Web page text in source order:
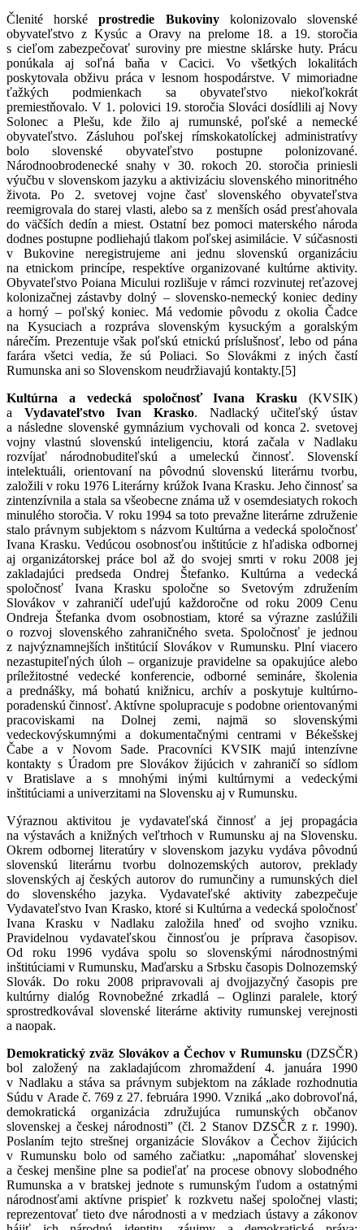
Členité horsképrostredie Bukovinykolonizovalo slovenské
obyvateľstvo z Kysúc a Oravy na prelome 18. a 19. storočia
s cieľom zabezpečovať suroviny pre miestne sklárske huty. Prácu
ponúkala aj soľná baňa v Cacici. Vo všetkých lokalitách
poskytovala obživu práca v lesnom hospodárstve. V mimoriadne
ťažkých podmienkach sa obyvateľstvo niekoľkokrát
premiestňovalo. V 1. polovici 19. storočia Slováci dosídlili aj Novy
Solonec a Plešu, kde žilo aj rumunské, poľské a nemecké
obyvateľstvo. Zásluhou poľskej rímskokatolíckej administratívy
bolo slovenské obyvateľstvo postupne polonizované.
Národnoobrodenecké snahy v 30. rokoch 20. storočia priniesli
výučbu v slovenskom jazyku a aktivizáciu slovenského minoritného
života. Po 2. svetovej vojne časť slovenského obyvateľstva
reemigrovala do starej vlasti, alebo sa z menších osád presťahovala
do väčších dedín a miest. Ostatní bez pomoci materského národa
dodnes postupne podliehajú tlakom poľskej asimilácie. V súčasnosti
v Bukovine neregistrujeme ani jednu slovenskú organizáciu
na etnickom princípe, respektíve organizované kultúrne aktivity.
Obyvateľstvo Poiana Micului rozlišuje v rámci rozvinutej reťazovej
kolonizačnej zástavby dolný – slovensko-nemecký koniec dediny
a horný – poľský koniec. Má vedomie pôvodu z okolia Čadce
na Kysuciach a rozpráva slovenským kysuckým a goralským
nárečím. Prezentuje však poľskú etnickú príslušnosť, lebo od pána
farára všetci vedia, že sú Poliaci. So Slovákmi z iných častí
Rumunska ani so Slovenskom neudržiavajú kontakty.[5]
Kultúrna a vedecká spoločnosť Ivana Krasku (KVSIK)
a Vydavateľstvo Ivan Krasko. Nadlacký učiteľský ústav
a následne slovenské gymnázium vychovali od konca 2. svetovej
vojny vlastnú slovenskú inteligenciu, ktorá začala v Nadlaku
rozvíjať národnobuditeľskú a umeleckú činnosť. Slovenskí
intelektuáli, orientovaní na pôvodnú slovenskú literárnu tvorbu,
založili v roku 1976 Literárny krúžok Ivana Krasku. Jeho činnosť sa
zintenzívnila a stala sa všeobecne známa už v osemdesiatych rokoch
minulého storočia. V roku 1994 sa toto prevažne literárne združenie
stalo právnym subjektom s názvom Kultúrna a vedecká spoločnosť
Ivana Krasku. Vedúcou osobnosťou inštitúcie z hľadiska odbornej
aj organizátorskej práce bol až do svojej smrti v roku 2008 jej
zakladajúci predseda Ondrej Štefanko. Kultúrna a vedecká
spoločnosť Ivana Krasku spoločne so Svetovým združením
Slovákov v zahraničí udeľujú každoročne od roku 2009 Cenu
Ondreja Štefanka dvom osobnostiam, ktoré sa výrazne zaslúžili
o rozvoj slovenského zahraničného sveta. Spoločnosť je jednou
z najvýznamnejších inštitúcií Slovákov v Rumunsku. Plní viacero
nezastupiteľných úloh – organizuje pravidelne sa opakujúce alebo
príležitostné vedecké konferencie, odborné semináre, školenia
a prednášky, má bohatú knižnicu, archív a poskytuje kultúrno-
poradenskú činnosť. Aktívne spolupracuje s podobne orientovanými
pracoviskami na Dolnej zemi, najmä so slovenskými
vedeckovýskumnými a dokumentačnými centrami v Békešskej
Čabe a v Novom Sade. Pracovníci KVSIK majú intenzívne
kontakty s Úradom pre Slovákov žijúcich v zahraničí so sídlom
v Bratislave a s mnohými inými kultúrnymi a vedeckými
inštitúciami a univerzitami na Slovensku aj v Rumunsku.
Výraznou aktivitou je vydavateľská činnosť a jej propagácia
na výstavách a knižných veľtrhoch v Rumunsku aj na Slovensku.
Okrem odbornej literatúry v slovenskom jazyku vydáva pôvodnú
slovenskú literárnu tvorbu dolnozemských autorov, preklady
slovenských aj českých autorov do rumunčiny a rumunských diel
do slovenského jazyka. Vydavateľské aktivity zabezpečuje
Vydavateľstvo Ivan Krasko, ktoré si Kultúrna a vedecká spoločnosť
Ivana Krasku v Nadlaku založila hneď od svojho vzniku.
Pravidelnou vydavateľskou činnosťou je príprava časopisov.
Od roku 1996 vydáva spolu so slovenskými národnostnými
inštitúciami v Rumunsku, Maďarsku a Srbsku časopis Dolnozemský
Slovák. Do roku 2008 pripravovali aj dvojjazyčný časopis pre
kultúrny dialóg Rovnobežné zrkadlá – Oglinzi paralele, ktorý
sprostredkovával slovenské literárne aktivity rumunskej verejnosti
a naopak.
Demokratický zväz Slovákov a Čechov v Rumunsku (DZSČR)
bol založený na zakladajúcom zhromaždení 4. januára 1990
v Nadlaku a stáva sa právnym subjektom na základe rozhodnutia
Súdu v Arade č. 769 z 27. februára 1990. Vzniká „ako dobrovoľná,
demokratická organizácia združujúca rumunských občanov
slovenskej a českej národnosti” (čl. 2 Stanov DZSČR z r. 1990).
Poslaním tejto strešnej organizácie Slovákov a Čechov žijúcich
v Rumunsku bolo od samého začiatku: „napomáhať slovenskej
a českej menšine plne sa podieľať na procese obnovy slobodného
Rumunska a v bratskej jednote s rumunským ľudom a ostatnými
národnosťami aktívne prispieť k rozkvetu našej spoločnej vlasti;
reprezentovať tieto dve národnosti a v medziach ústavy a zákonov